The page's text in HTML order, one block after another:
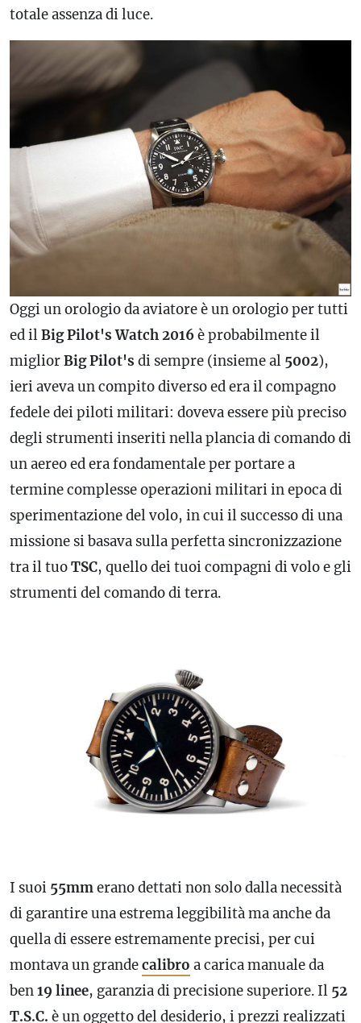
totale assenza di luce.
Oggi un orologio da aviatore è un orologio per tutti
ed ilBig Pilot's Watch 2016è probabilmente il
migliorBigPilot's di sempre (insieme al 5002),
ieri aveva un compito diverso ed era il compagno
fedele dei piloti militari: doveva essere più preciso
degli strumenti inseriti nella plancia di comando di
un aereo ed era fondamentale per portare a
termine complesse operazioni militari in epoca di
sperimentazione del volo, in cui il successo di una
missione si basava sulla perfetta sincronizzazione
tra il tuoTSC, quello dei tuoi compagni di volo e gli
strumenti del comando di terra.
I suoi 55mmerano dettati non solo dalla necessità
di garantire una estrema leggibilità ma anche da
quella di essere estremamente precisi, per cui
montava un grandecalibro a carica manuale da
ben19 linee, garanzia di precisione superiore. Il 52
T.S.C. è un oggetto del desiderio, i prezzi realizzati